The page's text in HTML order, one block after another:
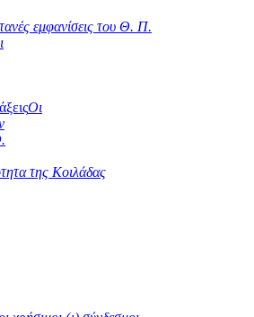
εμφανίσεις του Θ. Π.
Οι
της Κοιλάδας